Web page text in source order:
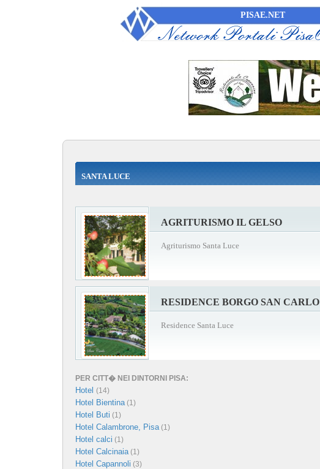
PISAE.NET
SANTA LUCE
AGRITURISMO IL GELSO
Agriturismo Santa Luce
RESIDENCE BORGO SAN CARLO
Residence Santa Luce
PER CITT� NEI DINTORNI PISA:
Hotel (14)
Hotel Bientina(1)
Hotel Buti (1)
Hotel Calambrone, Pisa(1)
Hotel calci (1)
Hotel Calcinaia(1)
Hotel Capannoli (3)